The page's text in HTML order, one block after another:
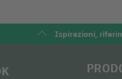
Ispirazioni,